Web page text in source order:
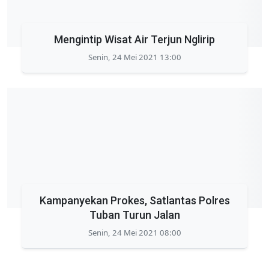
Mengintip Wisat Air Terjun Nglirip
Senin, 24 Mei 2021 13:00
Kampanyekan Prokes, Satlantas Polres
Tuban Turun Jalan
Senin, 24 Mei 2021 08:00